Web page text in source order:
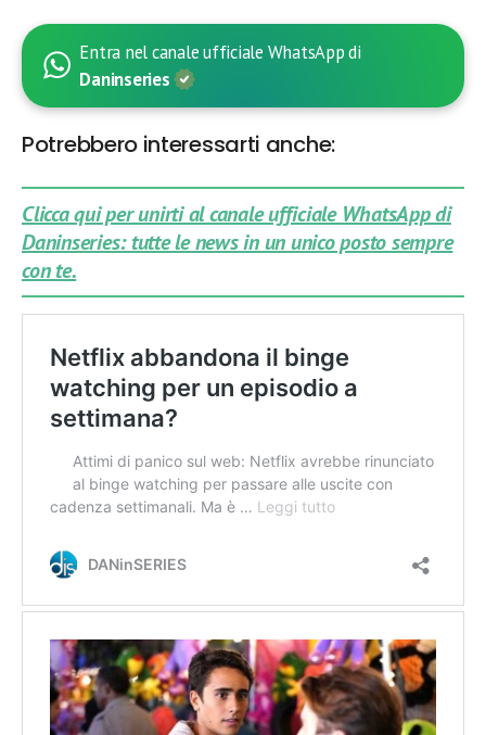
Entra nel canale ufficiale WhatsApp di
Daninseries
Potrebbero interessarti anche:
Clicca qui per unirti al canale ufficiale WhatsApp di
Daninseries: tutte le news in un unico posto sempre
con te.